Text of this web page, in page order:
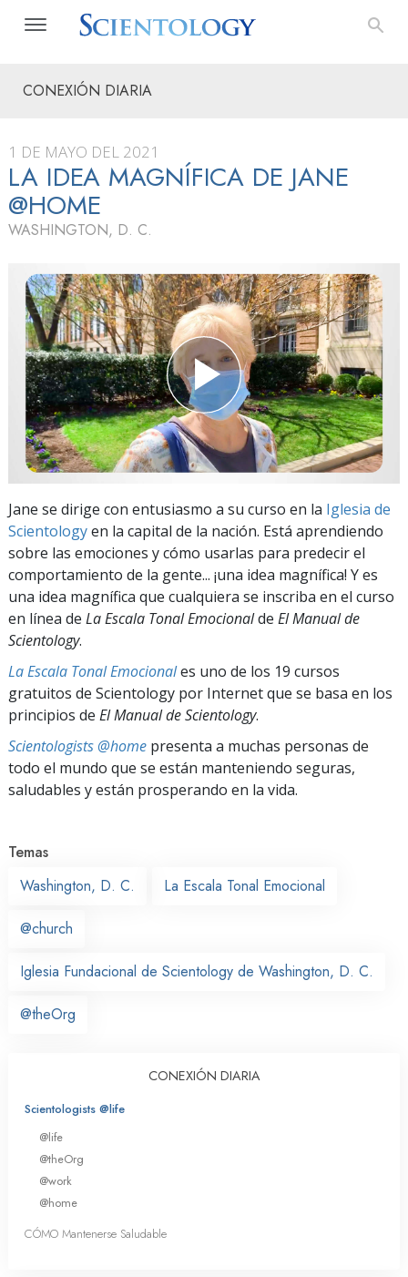
CONEXIÓN DIARIA
1 DE MAYO DEL 2021
LA IDEA MAGNÍFICA DE JANE
@HOME
WASHINGTON, D. C.
Jane se dirige con entusiasmo a su curso en la Iglesia de
Scientologyen la capital de la nación. Está aprendiendo
sobre las emociones y cómo usarlas para predecir el
comportamiento de la gente... ¡una idea magnífica! Y es
una idea magnífica que cualquiera se inscriba en el curso
en línea de La Escala Tonal Emocionalde El Manual de
Scientology.
La Escala Tonal Emocionales uno de los 19 cursos
gratuitos de Scientology por Internet que se basa en los
principios de El Manual de Scientology.
Scientologists @home presenta a muchas personas de
todo el mundo que se están manteniendo seguras,
saludables y están prosperando en la vida.
Temas
Washington, D. C.
La Escala Tonal Emocional
@church
Iglesia Fundacional de Scientology de Washington, D. C.
@theOrg
CONEXIÓN DIARIA
Scientologists @life
@life
@theOrg
@work
@home
CÓMO Mantenerse Saludable